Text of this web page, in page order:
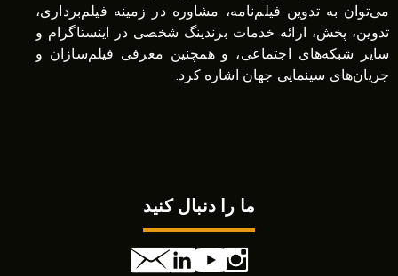
می‌توان به تدوین فیلم‌نامه، مشاوره در زمینه فیلم‌برداری،
تدوین، پخش، ارائه خدمات برندینگ شخصی در اینستاگرام و
سایر شبکه‌های اجتماعی، و همچنین معرفی فیلم‌سازان و
جریان‌های سینمایی جهان اشاره کرد.
ما را دنبال کنید